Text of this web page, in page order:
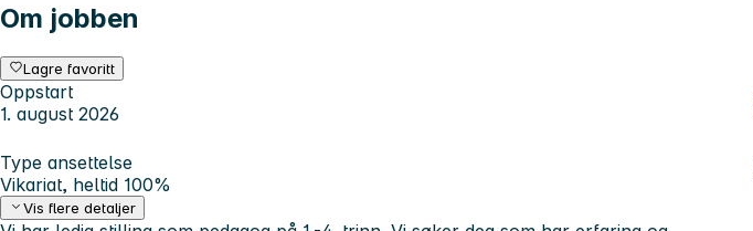
Om jobben
Lagre favoritt
Oppstart
1. august 2026
Type ansettelse
Vikariat, heltid 100%
Vis flere detaljer